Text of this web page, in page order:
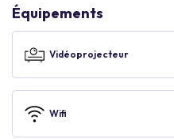
Équipements
Vidéoprojecteur
Wifi